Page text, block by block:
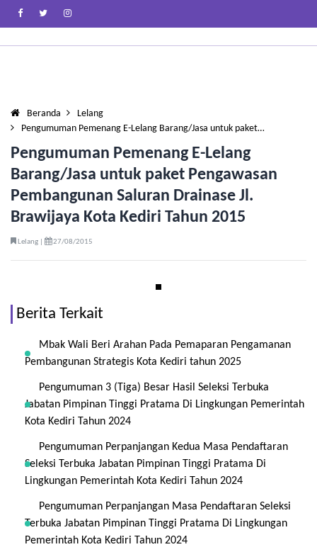
Beranda
Lelang
Pengumuman Pemenang E-Lelang Barang/Jasa untuk paket…
Pengumuman Pemenang E-Lelang
Barang/Jasa untuk paket Pengawasan
Pembangunan Saluran Drainase Jl.
Brawijaya Kota Kediri Tahun 2015
Lelang | 27/08/2015
Berita Terkait
Mbak Wali Beri Arahan Pada Pemaparan Pengamanan
Pembangunan Strategis Kota Kediri tahun 2025
Pengumuman 3 (Tiga) Besar Hasil Seleksi Terbuka
Jabatan Pimpinan Tinggi Pratama Di Lingkungan Pemerintah
Kota Kediri Tahun 2024
Pengumuman Perpanjangan Kedua Masa Pendaftaran
Seleksi Terbuka Jabatan Pimpinan Tinggi Pratama Di
Lingkungan Pemerintah Kota Kediri Tahun 2024
Pengumuman Perpanjangan Masa Pendaftaran Seleksi
Terbuka Jabatan Pimpinan Tinggi Pratama Di Lingkungan
Pemerintah Kota Kediri Tahun 2024